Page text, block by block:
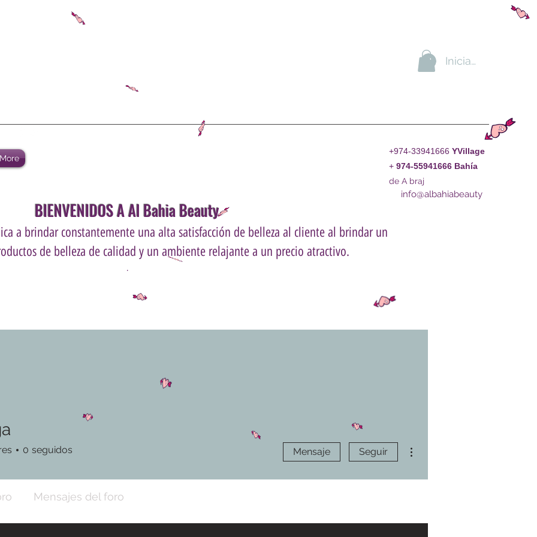
Iniciar sesión
More
+974-33941666 YVillage
+ 974-55941666 Bahía
de A braj
info@albahiabeauty
BIENVENIDOS A Al Bahia Beauty
a brindar constantemente una alta satisfacción de belleza al cliente al brindar un
de belleza de calidad y un ambiente relajante a un precio atractivo.
.
0 seguidos Mensaje Seguir
Mensajes del foro